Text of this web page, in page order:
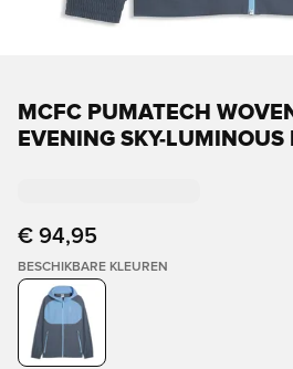
MCFC PUMATECH
EVENING SKY-LUMINOUS
€ 94,95
BESCHIKBARE KLEUREN